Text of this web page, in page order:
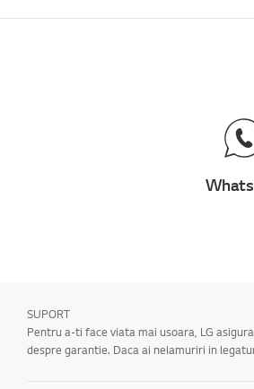
SUPORT
Pentru a-ti face viata mai usoara, LG
despre garantie. Daca ai nelamuriri in